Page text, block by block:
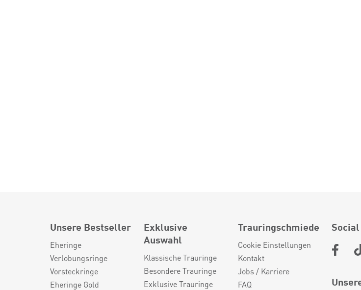
Unsere Bestseller
Eheringe
Verlobungsringe
Vorsteckringe
Eheringe Gold
Exklusive
Auswahl
Klassische Trauringe
Besondere Trauringe
Exklusive Trauringe
Trauringschmiede
Cookie Einstellungen
Kontakt
Jobs / Karriere
FAQ